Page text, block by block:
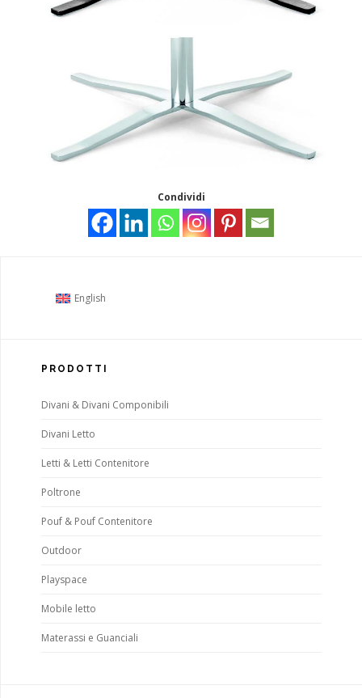
Condividi
English
PRODOTTI
Divani & Divani Componibili
Divani Letto
Letti & Letti Contenitore
Poltrone
Pouf & Pouf Contenitore
Outdoor
Playspace
Mobile letto
Materassi e Guanciali